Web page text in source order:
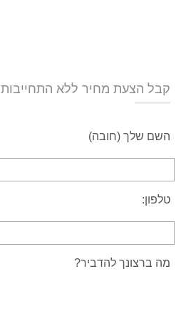
קבל הצעת מחיר ללא התחייבות
השם שלך (חובה)
טלפון:
מה ברצונך להדביר?